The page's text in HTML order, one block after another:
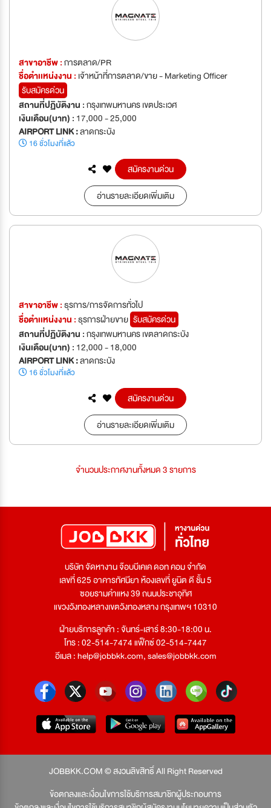
สาขาอาชีพ :การตลาด/PR
ชื่อตำเเหน่งงาน : เจ้าหน้าที่การตลาด/ขาย - Marketing Officer
รับสมัครด่วน
สถานที่ปฏิบัติงาน :กรุงเทพมหานคร เขตประเวศ
เงินเดือน(บาท) : 17,000 - 25,000
AIRPORT LINK :ลาดกระบัง
16 ชั่วโมงที่แล้ว
สมัครงานด่วน
อ่านรายละเอียดเพิ่มเติม
สาขาอาชีพ :ธุรการ/การจัดการทั่วไป
ชื่อตำเเหน่งงาน :ธุรการฝ่ายขาย รับสมัครด่วน
สถานที่ปฏิบัติงาน :กรุงเทพมหานคร เขตลาดกระบัง
เงินเดือน(บาท) : 12,000 - 18,000
AIRPORT LINK :ลาดกระบัง
16 ชั่วโมงที่แล้ว
สมัครงานด่วน
อ่านรายละเอียดเพิ่มเติม
จำนวนประกาศงานทั้งหมด 3 รายการ
บริษัท จัดหางาน จ๊อบบีเคเค ดอท คอม จำกัด
เลขที่ 625 อาคารทัศนียา ห้องเลขที่ ยูนิต ดี ชั้น 5
ซอยรามคำแหง 39 ถนนประชาอุทิศ
แขวงวังทองหลางเขตวังทองหลาง กรุงเทพฯ 10310
ฝ่ายบริการลูกค้า : จันทร์-เสาร์ 8:30-18:00 น.
โทร : 02-514-7474 แฟ็กซ์ 02-514-7447
อีเมล :help@jobbkk.com,sales@jobbkk.com
JOBBKK.COM © สงวนลิขสิทธิ์ All Right Reserved
ข้อตกลงและเงื่อนไขการใช้บริการสมาชิกผู้ประกอบการ